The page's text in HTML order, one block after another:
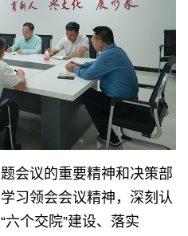
会议的重要精神和决策部
习领会会议精神，深刻认
个交院”建设、落实